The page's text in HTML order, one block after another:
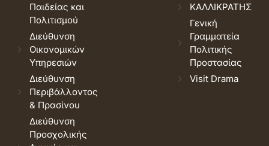
Παιδείας και
Πολιτισμού
Διεύθυνση
Οικονομικών
Υπηρεσιών
Διεύθυνση
Περιβάλλοντος
& Πρασίνου
Διεύθυνση
Προσχολικής
ΚΑΛΛΙΚΡΑΤΗΣ
Γενική
Γραμματεία
Πολιτικής
Προστασίας
Visit Drama